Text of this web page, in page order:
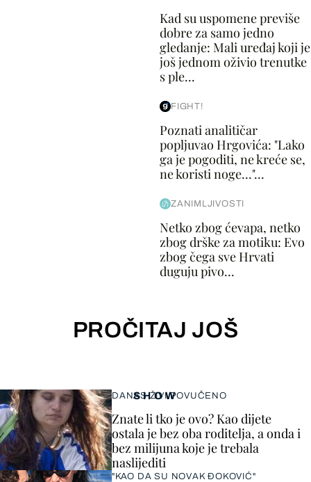
Kad su uspomene previše
dobre za samo jedno
gledanje: Mali uređaj koji je
još jednom oživio trenutke
s ple...
FIGHT!
Poznati analitičar
popljuvao Hrgovića: "Lako
ga je pogoditi, ne kreće se,
ne koristi noge..."...
ZANIMLJIVOSTI
Netko zbog ćevapa, netko
zbog drške za motiku: Evo
zbog čega sve Hrvati
duguju pivo...
PROČITAJ JOŠ
SHOW
DANAS ŽIVI POVUČENO
Znate li tko je ovo? Kao dijete
ostala je bez oba roditelja, a onda i
bez milijuna koje je trebala
naslijediti
"KAO DA SU NOVAK ĐOKOVIĆ"